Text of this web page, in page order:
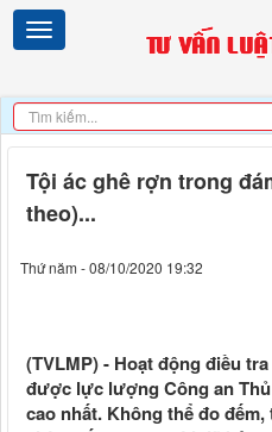
Tội ác ghê rợn trong
theo)...
Thứ năm - 08/10/2020 19:32
(TVLMP) - Hoạt động điều
được lực lượng Công an
cao nhất. Không thể đo